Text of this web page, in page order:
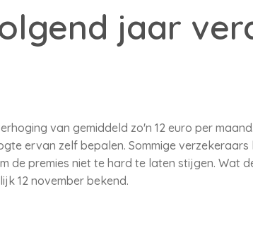
jaar
van gemiddeld zo'n 12 euro per
ervan zelf bepalen. Sommige verzekeraars
de premies niet te hard te laten stijgen. Wat
12 november bekend.